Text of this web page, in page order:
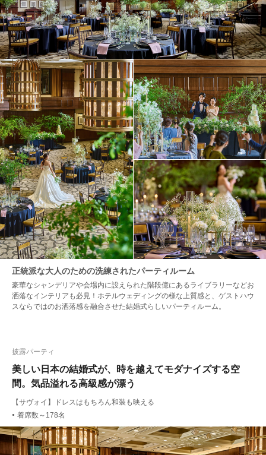
正統派な大人のための洗練されたパーティルーム
豪華なシャンデリアや会場内に設えられた階段億にあるライブラリーなどお
洒落なインテリアも必見！ホテルウェディングの様な上質感と、ゲストハウ
スならではのお洒落感を融合させた結婚式らしいパーティルーム。
美しい日本の結婚式が、時を越えてモダナイズする空
間。気品溢れる高級感が漂う
披露パーティ
【サヴォイ】ドレスはもちろん和装も映える
● 着席数～178名